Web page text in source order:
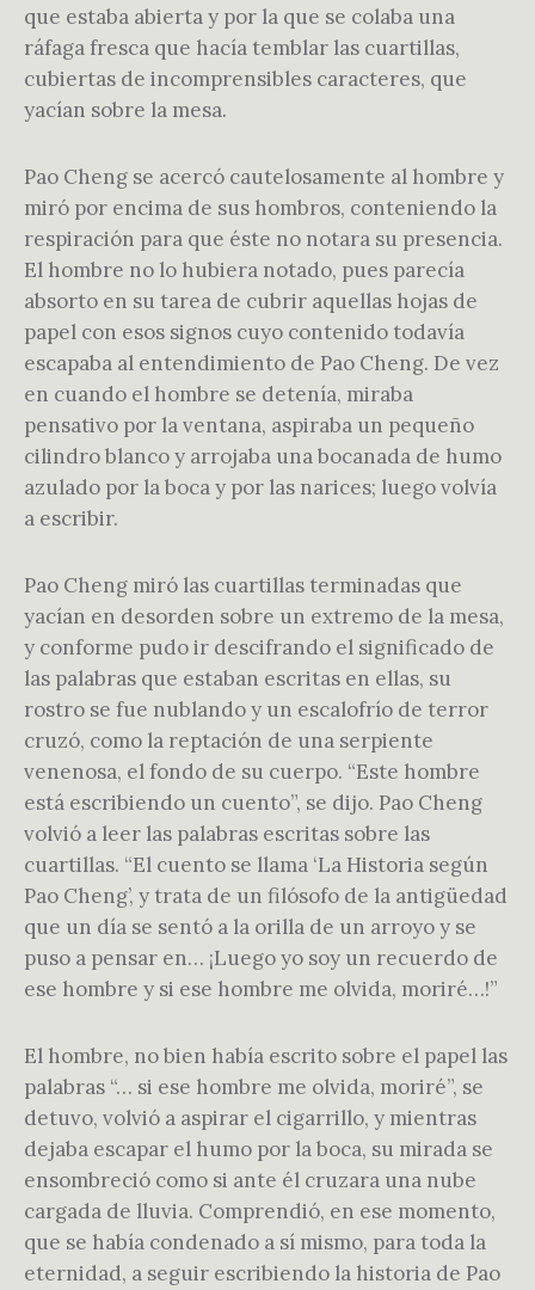
que estaba abierta y por la que se colaba una
ráfaga fresca que hacía temblar las cuartillas,
cubiertas de incomprensibles caracteres, que
yacían sobre la mesa.
Pao Cheng se acercó cautelosamente al hombre y
miró por encima de sus hombros, conteniendo la
respiración para que éste no notara su presencia.
El hombre no lo hubiera notado, pues parecía
absorto en su tarea de cubrir aquellas hojas de
papel con esos signos cuyo contenido todavía
escapaba al entendimiento de Pao Cheng. De vez
en cuando el hombre se detenía, miraba
pensativo por la ventana, aspiraba un pequeño
cilindro blanco y arrojaba una bocanada de humo
azulado por la boca y por las narices; luego volvía
a escribir.
Pao Cheng miró las cuartillas terminadas que
yacían en desorden sobre un extremo de la mesa,
y conforme pudo ir descifrando el significado de
las palabras que estaban escritas en ellas, su
rostro se fue nublando y un escalofrío de terror
cruzó, como la reptación de una serpiente
venenosa, el fondo de su cuerpo. “Este hombre
está escribiendo un cuento”, se dijo. Pao Cheng
volvió a leer las palabras escritas sobre las
cuartillas. “El cuento se llama ‘La Historia según
Pao Cheng’, y trata de un filósofo de la antigüedad
que un día se sentó a la orilla de un arroyo y se
puso a pensar en… ¡Luego yo soy un recuerdo de
ese hombre y si ese hombre me olvida, moriré…!”
El hombre, no bien había escrito sobre el papel las
palabras “… si ese hombre me olvida, moriré”, se
detuvo, volvió a aspirar el cigarrillo, y mientras
dejaba escapar el humo por la boca, su mirada se
ensombreció como si ante él cruzara una nube
cargada de lluvia. Comprendió, en ese momento,
que se había condenado a sí mismo, para toda la
eternidad, a seguir escribiendo la historia de Pao